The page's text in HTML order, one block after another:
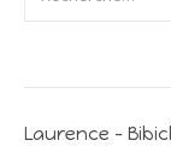
Laurence –